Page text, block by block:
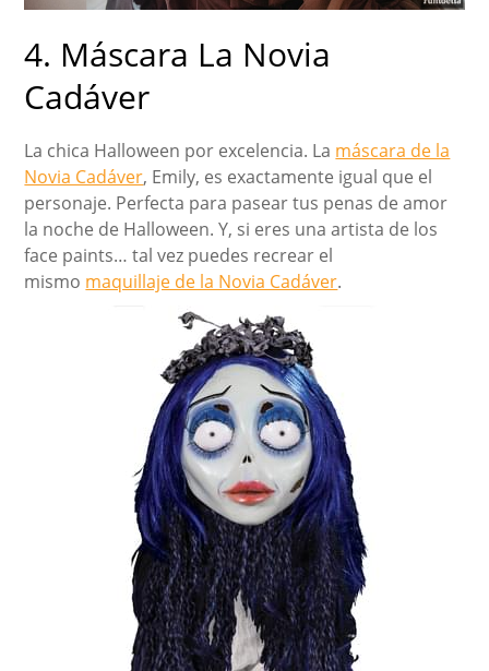
4. Máscara La Novia
Cadáver
La chica Halloween por excelencia. La máscara de la
Novia Cadáver, Emily, es exactamente igual que el
personaje. Perfecta para pasear tus penas de amor
la noche de Halloween. Y, si eres una artista de los
face paints… tal vez puedes recrear el
mismo maquillaje de la Novia Cadáver.